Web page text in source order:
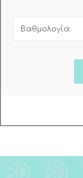
Βαθμολογία: